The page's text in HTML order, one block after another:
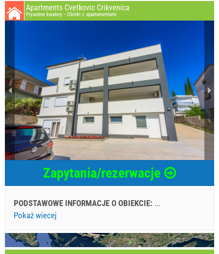
Apartments Cvetkovic Crikvenica
Prywatne kwatery - Obiekt z apartamentami
Zapytania/rezerwacje
PODSTAWOWE INFORMACJE O OBIEKCIE: ...
Pokaż wiecej